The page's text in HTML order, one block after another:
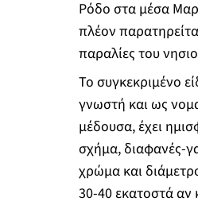
Ρόδο στα μέσα
πλέον
παραλίες του
Το συγκεκριμένο
γνωστή και ως
μέδουσα, έχει
σχήμα, διαφανές-
χρώμα και
30-40 εκατοστά αν